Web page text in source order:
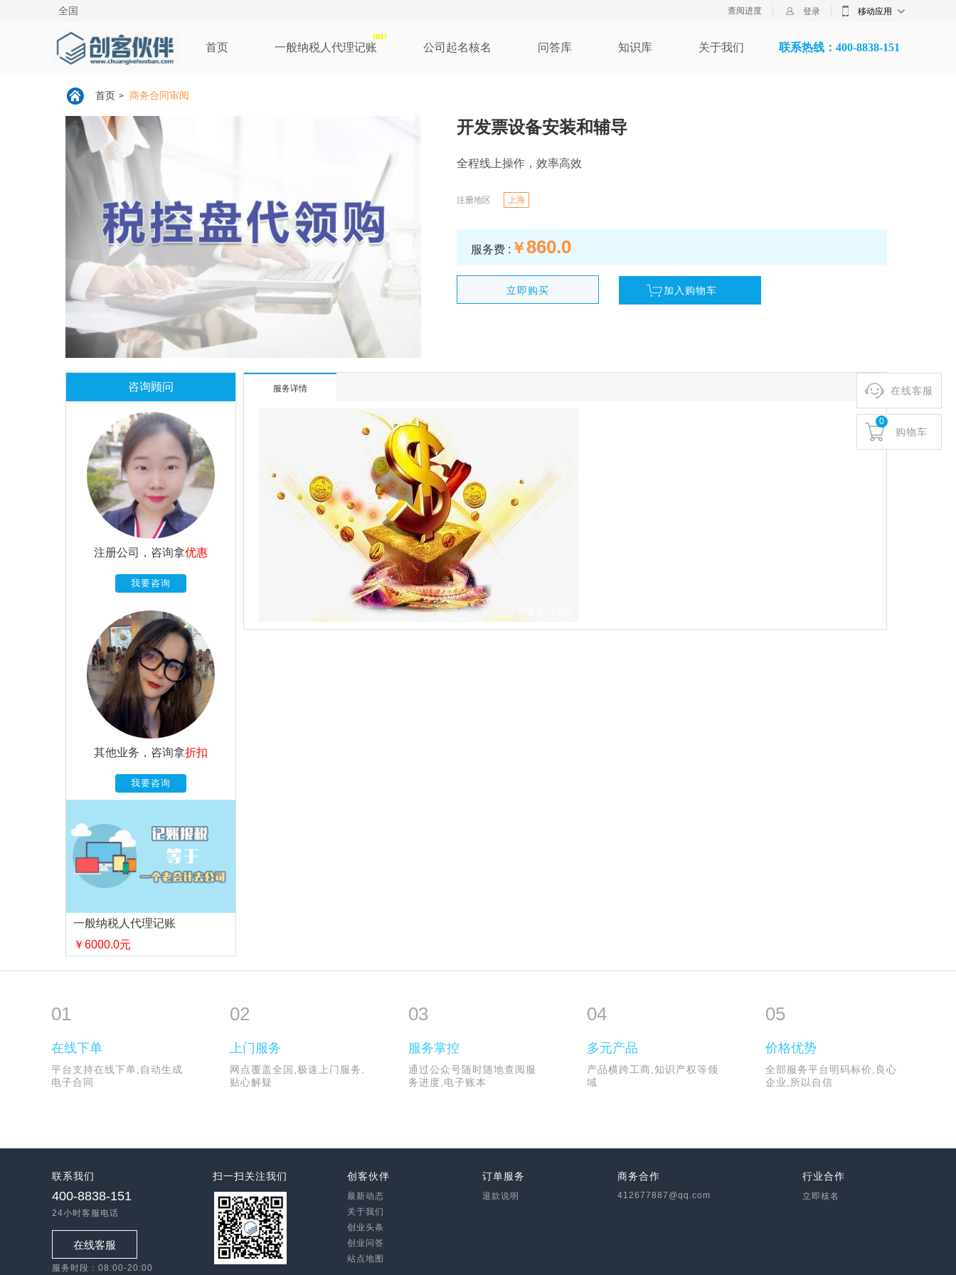
全国 移动应用
查阅进度 登录
首页 一般纳税人代理记账 公司起名核名 问答库 知识库 关于我们 联系热线：400-8838-151
在线客服
0
购物车
首页 > 商务合同审阅
开发票设备安装和辅导
全程线上操作，效率高效
注册地区 上海
服务费 : ￥860.0
立即购买 加入购物车
咨询顾问
注册公司，咨询拿优惠
我要咨询
其他业务，咨询拿折扣
我要咨询
一般纳税人代理记账
￥6000.0元
服务详情
01
在线下单
平台支持在线下单,自动生成
电子合同
02
上门服务
网点覆盖全国,极速上门服务.
贴心解疑
03
服务掌控
通过公众号随时随地查阅服
务进度,电子账本
04
多元产品
产品横跨工商,知识产权等领
域
05
价格优势
全部服务平台明码标价,良心
企业,所以自信
联系我们
400-8838-151
24小时客服电话
在线客服
服务时段：08:00-20:00
扫一扫关注我们 创客伙伴
最新动态
关于我们
创业头条
创业问答
站点地图
订单服务
退款说明
商务合作
412677887@qq.com
行业合作
立即核名